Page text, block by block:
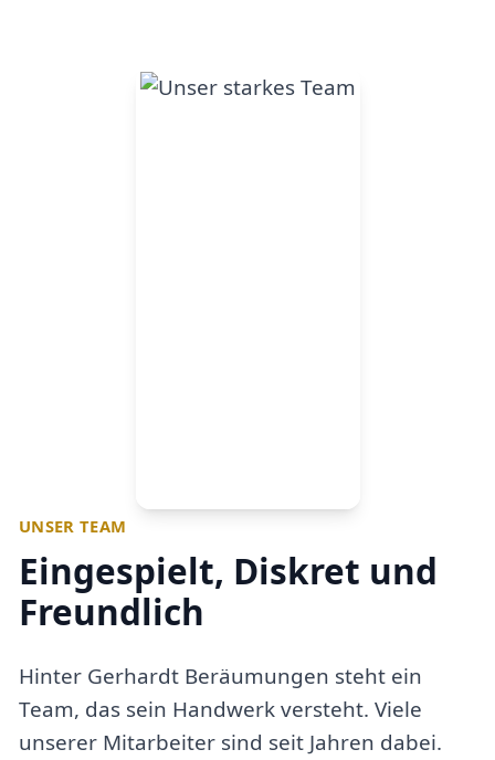
UNSER TEAM
Eingespielt, Diskret und
Freundlich
Hinter Gerhardt Beräumungen steht ein
Team, das sein Handwerk versteht. Viele
unserer Mitarbeiter sind seit Jahren dabei.